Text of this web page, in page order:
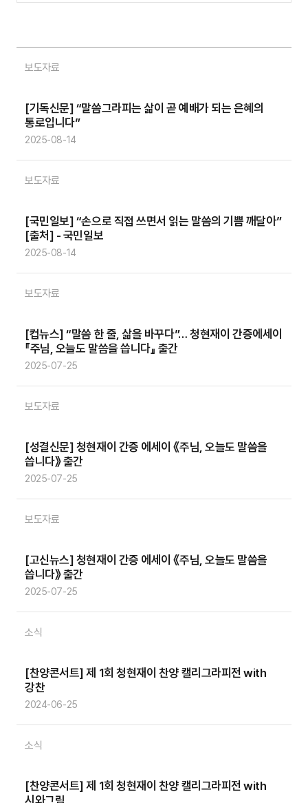
보도자료
[기독신문] “말씀그라피는 삶이 곧 예배가 되는 은혜의
통로입니다”
2025-08-14
보도자료
[국민일보] “손으로 직접 쓰면서 읽는 말씀의 기쁨 깨달아”
[출처] - 국민일보
2025-08-14
보도자료
[컵뉴스] “말씀 한 줄, 삶을 바꾸다”… 청현재이 간증에세이
『주님, 오늘도 말씀을 씁니다』 출간
2025-07-25
보도자료
[성결신문] 청현재이 간증 에세이 《주님, 오늘도 말씀을
씁니다》 출간
2025-07-25
보도자료
[고신뉴스] 청현재이 간증 에세이 《주님, 오늘도 말씀을
씁니다》 출간
2025-07-25
소식
[찬양콘서트] 제 1회 청현재이 찬양 캘리그라피전 with
강찬
2024-06-25
소식
[찬양콘서트] 제 1회 청현재이 찬양 캘리그라피전 with
시와그림